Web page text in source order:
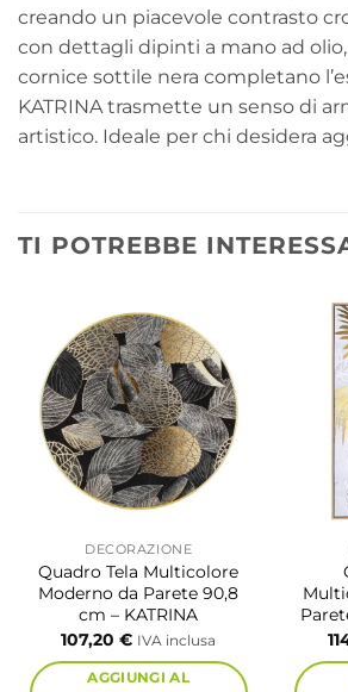
creando un piacevole contrasto
con dettagli dipinti a mano ad
cornice sottile nera completano
KATRINA trasmette un senso di
artistico. Ideale per chi desidera
TI POTREBBE
DECORAZIONE
Quadro Tela Multicolore
Moderno da Parete 90,8
cm – KATRINA
107,20€ IVA inclusa
AGGIUNGI AL